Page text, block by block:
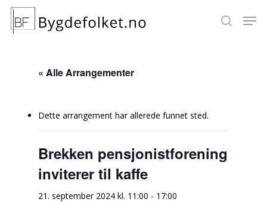
Hit enter to search or ESC to close
« Alle Arrangementer
Dette arrangement har allerede funnet sted.
Brekken pensjonistforening
inviterer til kaffe
21. september 2024 kl. 11:00 - 17:00